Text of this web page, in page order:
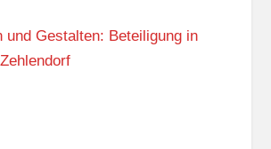
und Gestalten: Beteiligung in